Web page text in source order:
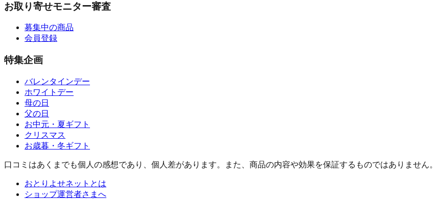
お取り寄せモニター審査
募集中の商品
会員登録
特集企画
バレンタインデー
ホワイトデー
母の日
父の日
お中元・夏ギフト
クリスマス
お歳暮・冬ギフト
口コミはあくまでも個人の感想であり、個人差があります。また、商品の内容や効果を保証するものではありません。
おとりよせネットとは
ショップ運営者さまへ